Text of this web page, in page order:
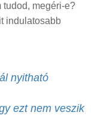
tudod, megéri-e?
indulatosabb
nyitható
ezt nem veszik